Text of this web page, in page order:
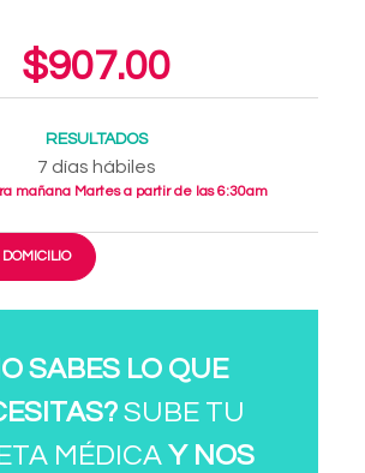
$907.00
RESULTADOS
7 días hábiles
mañana Martes a partir de las 6:30am
SABES LO QUE
SUBE TU
MÉDICA Y NOS